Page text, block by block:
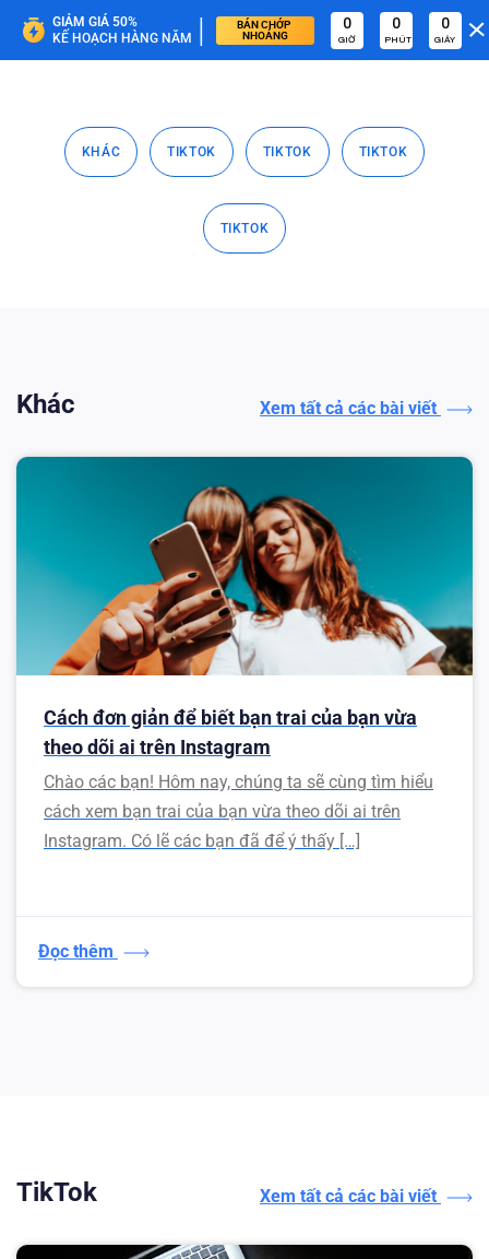
GIẢM GIÁ 50%
KẾ HOẠCH HÀNG NĂM |
BÁN CHỚP
NHOÁNG
0
GIỜ
0
PHÚT
0
GIÂY
KHÁC TIKTOK TIKTOK TIKTOK
TIKTOK
Khác Xem tất cả các bài viết
Cách đơn giản để biết bạn trai của bạn vừa
theo dõi ai trên Instagram
Chào các bạn! Hôm nay, chúng ta sẽ cùng tìm hiểu
cách xem bạn trai của bạn vừa theo dõi ai trên
Instagram. Có lẽ các bạn đã để ý thấy […]
Đọc thêm
TikTok Xem tất cả các bài viết